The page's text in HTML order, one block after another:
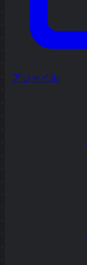
アジャイル